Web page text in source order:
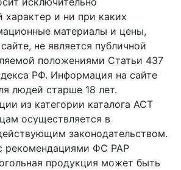
и ни при каких
материалы и цены,
не является публичной
положениями Статьи 437
РФ. Информация на сайте
людей старше 18 лет.
из категории каталога АСТ
осуществляется в
законодательством.
рекомендациями ФС РАР
продукция может быть